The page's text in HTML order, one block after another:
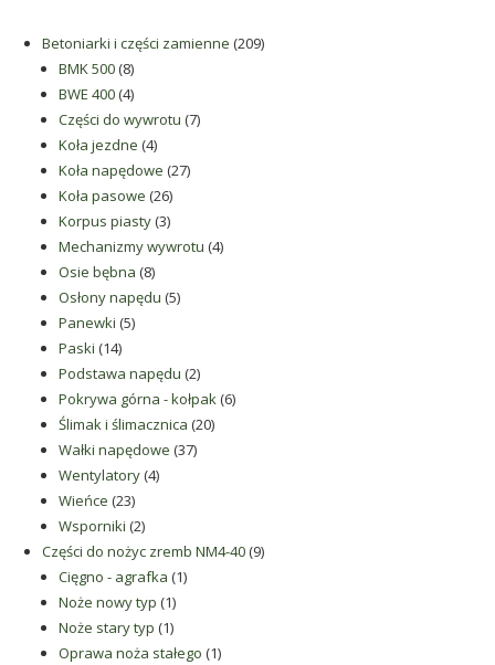
zamienne.
Betoniarki i części zamienne 209209
BMK 500 88
produktów
BWE 400 44
produkty
Części do wywrotu 77
Koła jezdne 44
produkty
Koła napędowe 2727
Koła pasowe 2626
produktów
Korpus piasty 33
produkty
Mechanizmy wywrotu 44
Osie bębna 88
produktów
Osłony napędu 55
Panewki 55
Paski 1414
produktów
Podstawa napędu 22
produkty
Pokrywa górna - kołpak 66
Ślimak i ślimacznica 2020
Wałki napędowe 3737
Wentylatory 44
Wieńce 2323
produkty
Wsporniki 22
produkty
Części do nożyc zremb NM4-40 99
Cięgno - agrafka 11
Noże nowy typ 11
produkt
Noże stary typ 11
produkt
Oprawa noża stałego 11